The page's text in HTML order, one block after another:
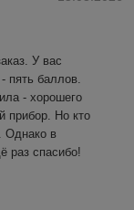
У вас
пять баллов.
- хорошего
прибор. Но кто
Однако в
раз спасибо!